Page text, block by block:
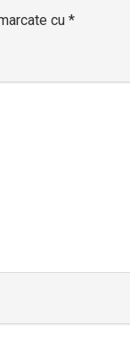
cu *